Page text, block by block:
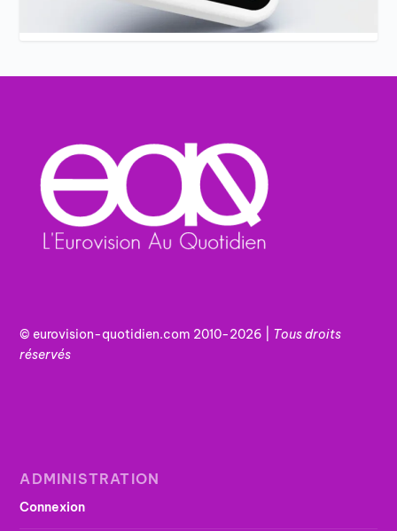
© eurovision-quotidien.com 2010-2026 | Tousdroits
réservés
ADMINISTRATION
Connexion